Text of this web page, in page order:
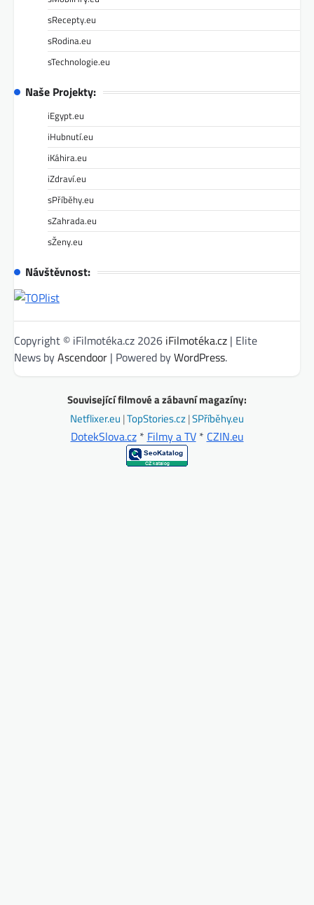
sRecepty.eu
sRodina.eu
sTechnologie.eu
Naše Projekty:
iEgypt.eu
iHubnutí.eu
iKáhira.eu
iZdraví.eu
sPříběhy.eu
sZahrada.eu
sŽeny.eu
Návštěvnost:
Copyright © iFilmotéka.cz 2026 iFilmotéka.cz | Elite
News byAscendoor | Powered byWordPress.
Související filmové a zábavní magazíny:
Netflixer.eu |TopStories.cz|SPříběhy.eu
DotekSlova.cz* Filmy a TV* CZIN.eu